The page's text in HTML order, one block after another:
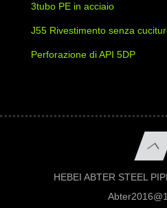
3tubo PE in acciaio
J55 Rivestimento senza
Perforazione di API 5DP
HEBEI ABTER STEEL